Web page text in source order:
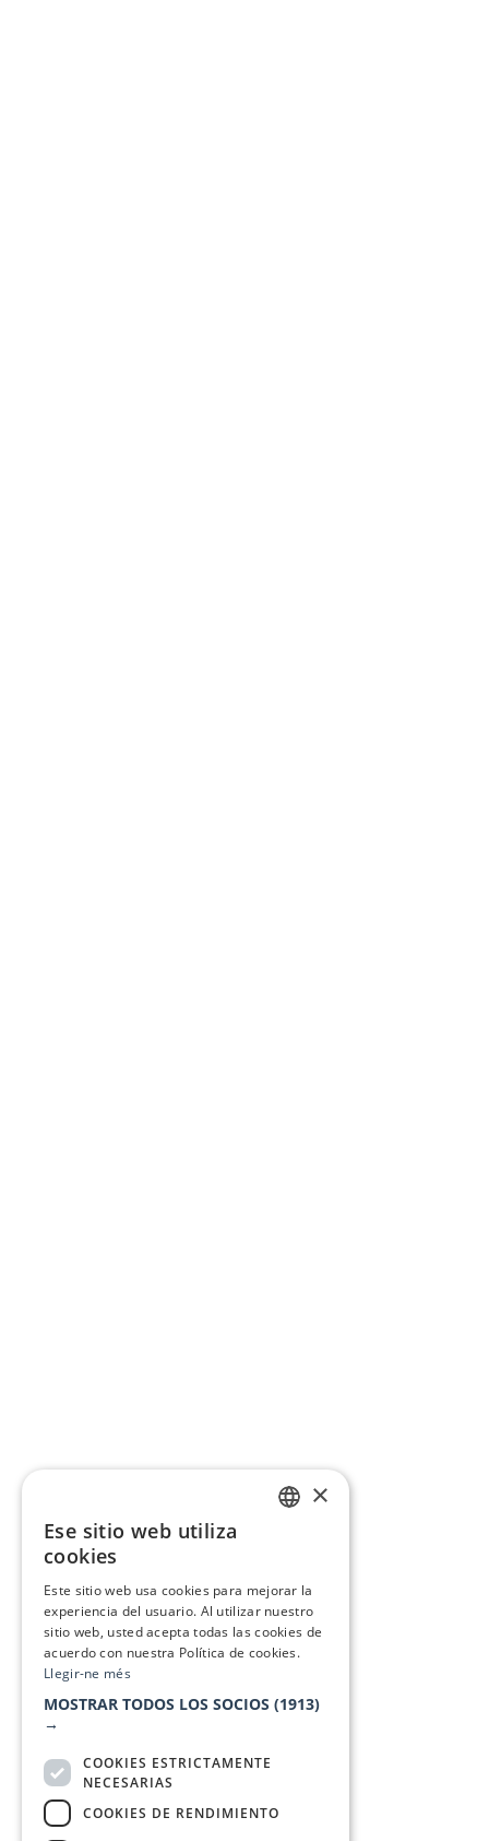
×
Ese sitio web utiliza
cookies
Este sitio web usa cookies para mejorar la
experiencia del usuario. Al utilizar nuestro
sitio web, usted acepta todas las cookies de
acuerdo con nuestra Política de cookies.
Llegir-ne més
MOSTRAR TODOS LOS SOCIOS (1913)
→
COOKIES ESTRICTAMENTE
NECESARIAS
COOKIES DE RENDIMIENTO